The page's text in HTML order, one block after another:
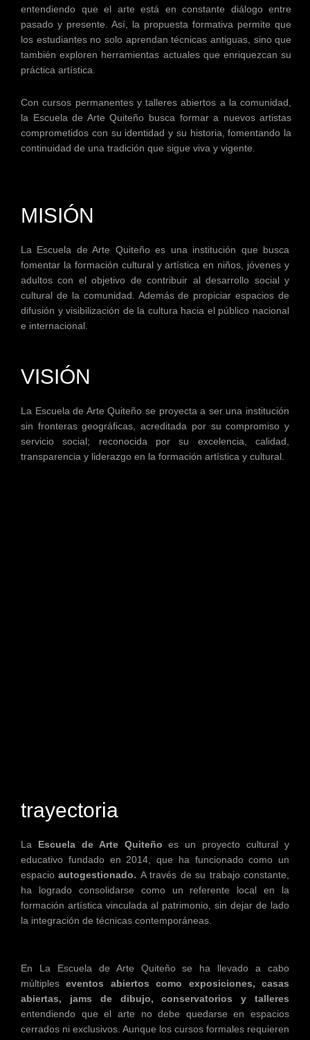
entendiendo que el arte está en constante diálogo entre
pasado y presente. Así, la propuesta formativa permite que
los estudiantes no solo aprendan técnicas antiguas, sino que
también exploren herramientas actuales que enriquezcan su
práctica artística.
Con cursos permanentes y talleres abiertos a la comunidad,
la Escuela de Arte Quiteño busca formar a nuevos artistas
comprometidos con su identidad y su historia, fomentando la
continuidad de una tradición que sigue viva y vigente.
MISIÓN
La Escuela de Arte Quiteño es una institución que busca
fomentar la formación cultural y artística en niños, jóvenes y
adultos con el objetivo de contribuir al desarrollo social y
cultural de la comunidad. Además de propiciar espacios de
difusión y visibilización de la cultura hacia el público nacional
e internacional.
VISIÓN
La Escuela de Arte Quiteño se proyecta a ser una institución
sin fronteras geográficas, acreditada por su compromiso y
servicio social; reconocida por su excelencia, calidad,
transparencia y liderazgo en la formación artística y cultural.
trayectoria
La Escuela de Arte Quiteño es un proyecto cultural y
educativo fundado en 2014, que ha funcionado como un
espacioautogestionado. A través de su trabajo constante,
ha logrado consolidarse como un referente local en la
formación artística vinculada al patrimonio, sin dejar de lado
la integración de técnicas contemporáneas.
En La Escuela de Arte Quiteño se ha llevado a cabo
múltipleseventos abiertos como exposiciones, casas
abiertas, jams de dibujo, conservatorios y talleres
entendiendo que el arte no debe quedarse en espacios
cerrados ni exclusivos. Aunque los cursos formales requieren